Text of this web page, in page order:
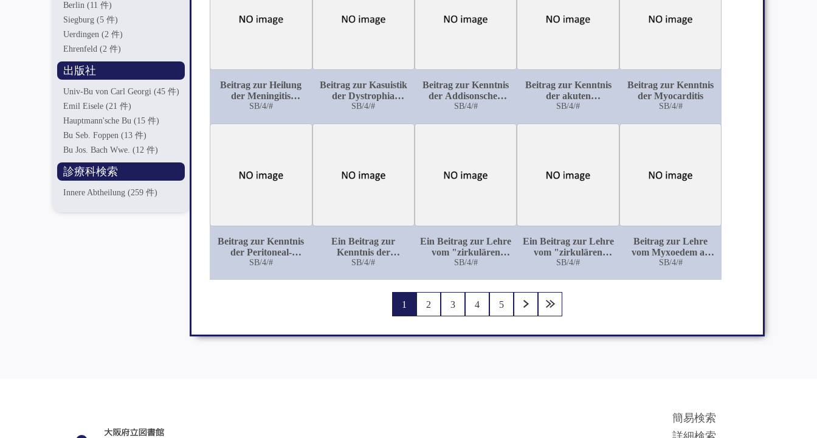
Berlin(11 件)
Siegburg(5 件)
Uerdingen(2 件)
Ehrenfeld(2 件)
出版社
Univ-Bu von Carl Georgi(45 件)
Emil Eisele(21 件)
Hauptmann'sche Bu(15 件)
Bu Seb. Foppen(13 件)
Bu Jos. Bach Wwe.(12 件)
診療科検索
Innere Abtheilung(259 件)
Beitrag zur Heilung
der Meningitis
basilaris tuberculosa
SB/4/#
Beitrag zur Kasuistik
der Dystrophia
muscularis
SB/4/#
Beitrag zur Kenntnis
der Addisonschen
Krankheit
SB/4/#
Beitrag zur Kenntnis
der akuten
Halluzinosen
SB/4/#
Beitrag zur Kenntnis
der Myocarditis
SB/4/#
Beitrag zur Kenntnis
der Peritoneal-
Tuberkulose
SB/4/#
Ein Beitrag zur
Kenntnis der
traumatischen
SB/4/#
Ein Beitrag zur Lehre
vom "zirkulären
Irresein''
SB/4/#
Ein Beitrag zur Lehre
vom "zirkulären
Irresein''
SB/4/#
Beitrag zur Lehre
vom Myxoedem an
der Hand von 2 Fällen
SB/4/#
1 2 3 4 5
簡易検索